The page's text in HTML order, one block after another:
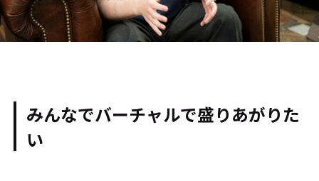
みんなでバーチャルで盛りあがりた
い